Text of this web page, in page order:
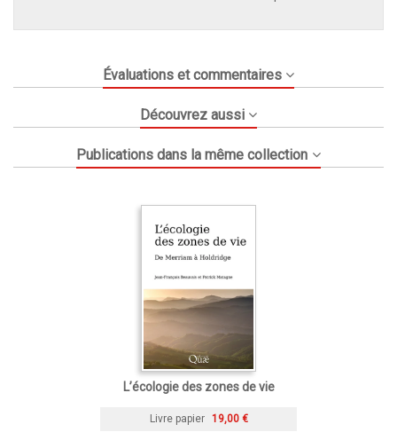
Évaluations et commentaires
Découvrez aussi
Publications dans la même collection
L’écologie des zones de vie
Livre papier 19,00 €